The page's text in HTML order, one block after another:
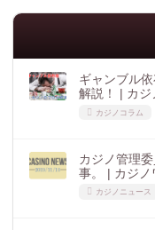
ギャンブル
解説！ | カジ
カジノコラム
カジノ管理
事。 | カジノ
カジノニュース